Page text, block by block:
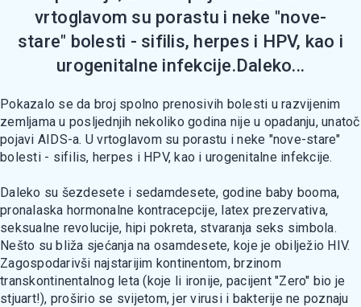
vrtoglavom su porastu i neke "nove-
stare" bolesti - sifilis, herpes i HPV, kao i
urogenitalne infekcije.Daleko...
Pokazalo se da broj spolno prenosivih bolesti u razvijenim
zemljama u posljednjih nekoliko godina nije u opadanju, unatoč
pojavi AIDS-a. U vrtoglavom su porastu i neke "nove-stare"
bolesti - sifilis, herpes i HPV, kao i urogenitalne infekcije.
Daleko su šezdesete i sedamdesete, godine baby booma,
pronalaska hormonalne kontracepcije, latex prezervativa,
seksualne revolucije, hipi pokreta, stvaranja seks simbola.
Nešto su bliža sjećanja na osamdesete, koje je obilježio HIV.
Zagospodarivši najstarijim kontinentom, brzinom
transkontinentalnog leta (koje li ironije, pacijent "Zero" bio je
stjuart!), proširio se svijetom, jer virusi i bakterije ne poznaju